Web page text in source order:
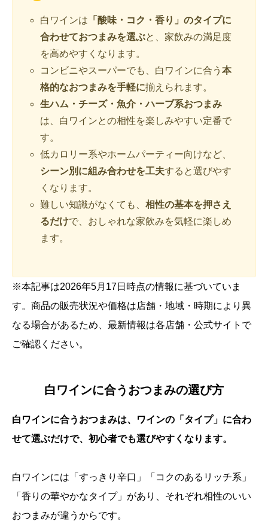
白ワインは 「酸味・コク・香り」のタイプに
合わせておつまみを選ぶと、家飲みの満足度
を高めやすくなります。
コンビニやスーパーでも、白ワインに合う本
格的なおつまみを手軽に揃えられます。
生ハム・チーズ・魚介・ハーブ系おつまみ
は、白ワインとの相性を楽しみやすい定番で
す。
低カロリー系やホームパーティー向けなど、
シーン別に組み合わせを工夫すると選びやす
くなります。
難しい知識がなくても、相性の基本を押さえ
るだけで、おしゃれな家飲みを気軽に楽しめ
ます。
※本記事は2026年5月17日時点の情報に基づいていま
す。商品の販売状況や価格は店舗・地域・時期により異
なる場合があるため、最新情報は各店舗・公式サイトで
ご確認ください。
白ワインに合うおつまみの選び方
白ワインに合うおつまみは、ワインの「タイプ」に合わ
せて選ぶだけで、初心者でも選びやすくなります。
白ワインには「すっきり辛口」「コクのあるリッチ系」
「香りの華やかなタイプ」があり、それぞれ相性のいい
おつまみが違うからです。